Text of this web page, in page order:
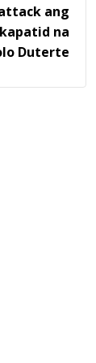
ang
na
Duterte